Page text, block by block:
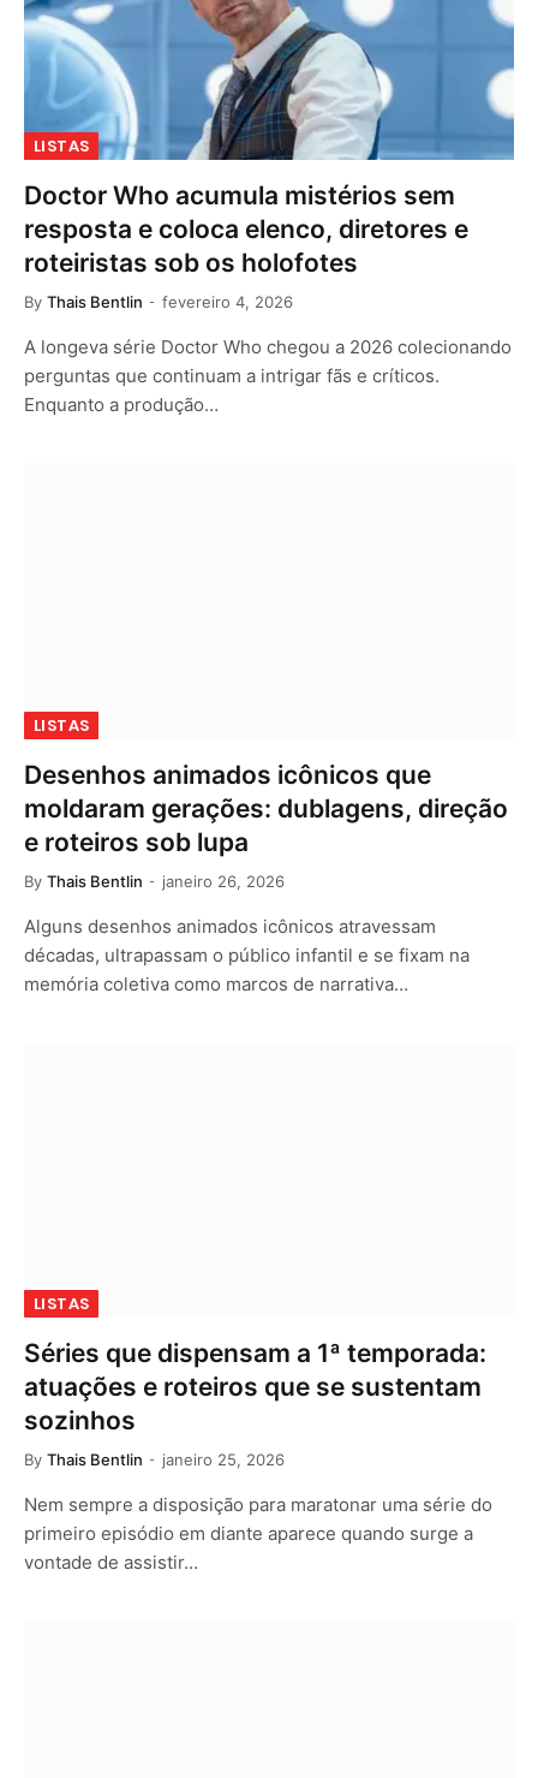
LISTAS
Doctor Who acumula mistérios sem
resposta e coloca elenco, diretores e
roteiristas sob os holofotes
By Thais Bentlin fevereiro 4, 2026
A longeva série Doctor Who chegou a 2026 colecionando
perguntas que continuam a intrigar fãs e críticos.
Enquanto a produção…
LISTAS
Desenhos animados icônicos que
moldaram gerações: dublagens, direção
e roteiros sob lupa
By Thais Bentlin janeiro 26, 2026
Alguns desenhos animados icônicos atravessam
décadas, ultrapassam o público infantil e se fixam na
memória coletiva como marcos de narrativa…
LISTAS
Séries que dispensam a 1ª temporada:
atuações e roteiros que se sustentam
sozinhos
By Thais Bentlin janeiro 25, 2026
Nem sempre a disposição para maratonar uma série do
primeiro episódio em diante aparece quando surge a
vontade de assistir…